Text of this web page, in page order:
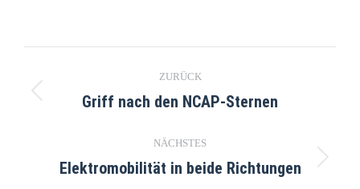
ZURÜCK
Griff nach den NCAP-Sternen
NÄCHSTES
Elektromobilität in beide Richtungen